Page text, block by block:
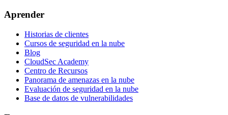
Aprender
Historias de clientes
Cursos de seguridad en la nube
Blog
CloudSec Academy
Centro de Recursos
Panorama de amenazas en la nube
Evaluación de seguridad en la nube
Base de datos de vulnerabilidades